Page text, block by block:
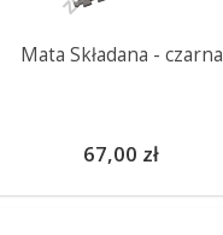
Mata Składana - czarna
67,00 zł